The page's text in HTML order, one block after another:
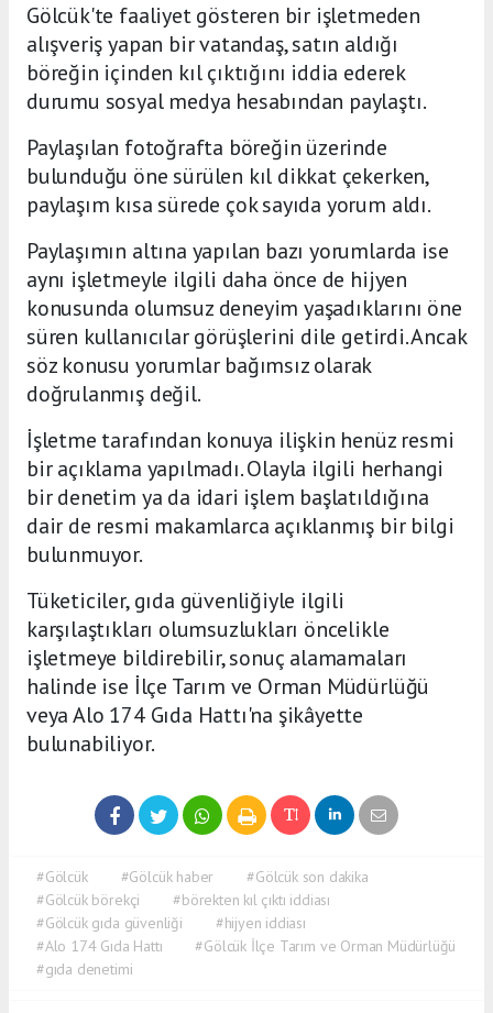
Gölcük'te faaliyet gösteren bir işletmeden
alışveriş yapan bir vatandaş, satın aldığı
böreğin içinden kıl çıktığını iddia ederek
durumu sosyal medya hesabından paylaştı.
Paylaşılan fotoğrafta böreğin üzerinde
bulunduğu öne sürülen kıl dikkat çekerken,
paylaşım kısa sürede çok sayıda yorum aldı.
Paylaşımın altına yapılan bazı yorumlarda ise
aynı işletmeyle ilgili daha önce de hijyen
konusunda olumsuz deneyim yaşadıklarını öne
süren kullanıcılar görüşlerini dile getirdi. Ancak
söz konusu yorumlar bağımsız olarak
doğrulanmış değil.
İşletme tarafından konuya ilişkin henüz resmi
bir açıklama yapılmadı. Olayla ilgili herhangi
bir denetim ya da idari işlem başlatıldığına
dair de resmi makamlarca açıklanmış bir bilgi
bulunmuyor.
Tüketiciler, gıda güvenliğiyle ilgili
karşılaştıkları olumsuzlukları öncelikle
işletmeye bildirebilir, sonuç alamamaları
halinde ise İlçe Tarım ve Orman Müdürlüğü
veya Alo 174 Gıda Hattı'na şikâyette
bulunabiliyor.
#Gölcük #Gölcük haber
#Gölcük son dakika
#Gölcük börekçi
#börekten kıl çıktı iddiası
#Gölcük gıda güvenliği
#hijyen iddiası
#Alo 174 Gıda Hattı
#Gölcük İlçe Tarım ve Orman Müdürlüğü
#gıda denetimi